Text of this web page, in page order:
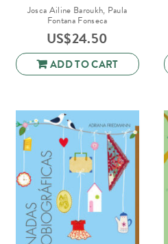
Josca Ailine Baroukh, Paula
Fontana Fonseca
US$24.50
ADD TO CART